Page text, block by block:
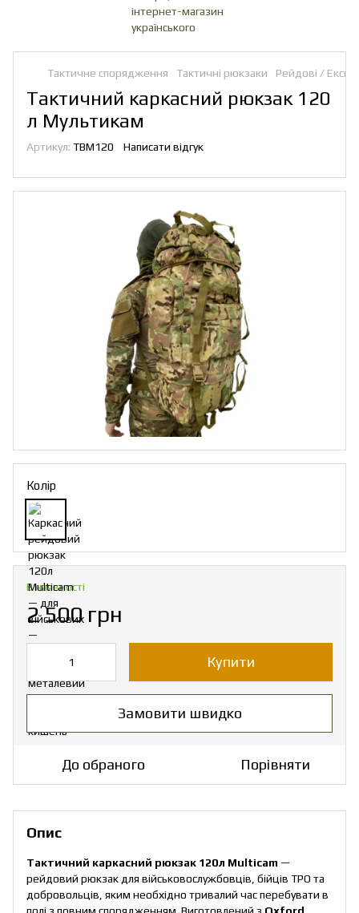
Тактичне спорядження Тактичні рюкзаки Рейдові /
Тактичний каркасний рюкзак 120
л Мультикам
Артикул: TBM120 Написати відгук
Колір
В наявності
2 500 грн
Купити
Замовити швидко
До обраного Порівняти
Опис
Тактичний каркасний рюкзак 120л Multicam —
рейдовий рюкзак для військовослужбовців, бійців ТРО та
добровольців, яким необхідно тривалий час перебувати в
полі з повним спорядженням. Виготовлений з Oxford